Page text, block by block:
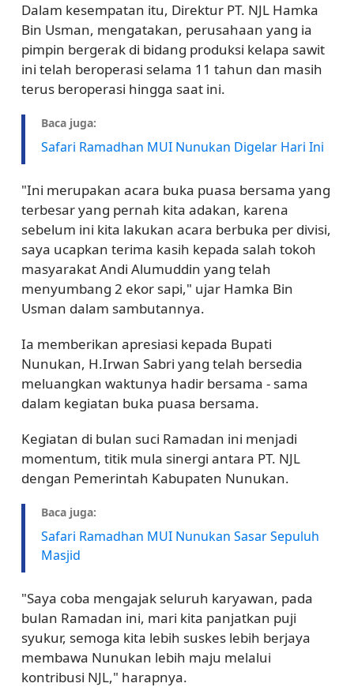
Dalam kesempatan itu, Direktur PT. NJL Hamka
Bin Usman, mengatakan, perusahaan yang ia
pimpin bergerak di bidang produksi kelapa sawit
ini telah beroperasi selama 11 tahun dan masih
terus beroperasi hingga saat ini.
Baca juga:
Safari Ramadhan MUI Nunukan Digelar Hari Ini
"Ini merupakan acara buka puasa bersama yang
terbesar yang pernah kita adakan, karena
sebelum ini kita lakukan acara berbuka per divisi,
saya ucapkan terima kasih kepada salah tokoh
masyarakat Andi Alumuddin yang telah
menyumbang 2 ekor sapi," ujar Hamka Bin
Usman dalam sambutannya.
Ia memberikan apresiasi kepada Bupati
Nunukan, H.Irwan Sabri yang telah bersedia
meluangkan waktunya hadir bersama - sama
dalam kegiatan buka puasa bersama.
Kegiatan di bulan suci Ramadan ini menjadi
momentum, titik mula sinergi antara PT. NJL
dengan Pemerintah Kabupaten Nunukan.
Baca juga:
Safari Ramadhan MUI Nunukan Sasar Sepuluh
Masjid
"Saya coba mengajak seluruh karyawan, pada
bulan Ramadan ini, mari kita panjatkan puji
syukur, semoga kita lebih suskes lebih berjaya
membawa Nunukan lebih maju melalui
kontribusi NJL," harapnya.